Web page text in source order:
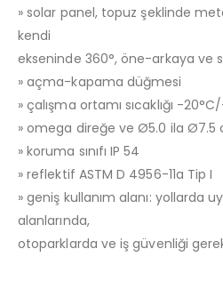
» solar panel, topuz şeklinde
kendi
ekseninde 360°, öne-arkaya ve
» açma-kapama düğmesi
» çalışma ortamı sıcaklığı -
» omega direğe ve Ø5.0 ila Ø7.5
» koruma sınıfı IP 54
» reflektif ASTM D 4956-11a Tip I
» geniş kullanım alanı: yollarda
alanlarında,
otoparklarda ve iş güvenliği